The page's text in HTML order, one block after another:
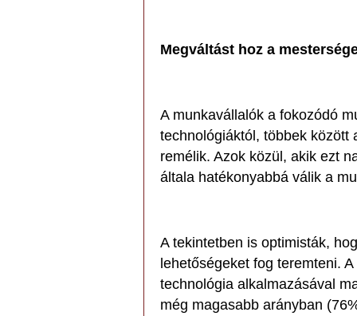
Megváltást hoz a
A munkavállalók a fokozódó
technológiáktól, többek között
remélik. Azok közül, akik ezt
általa hatékonyabbá válik a
A tekintetben is optimisták,
lehetőségeket fog teremteni.
technológia alkalmazásával
még magasabb arányban